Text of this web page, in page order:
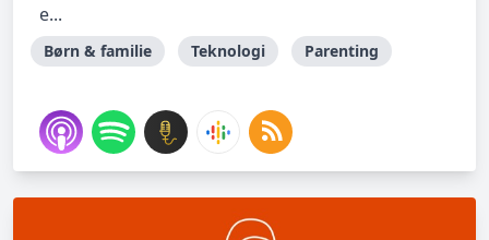
e...
Børn & familie Teknologi Parenting